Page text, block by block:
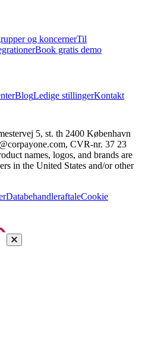
og koncernerTil
Book gratis demo
BlogLedige stillingerKontakt
5, st. th 2400 København
CVR-nr. 37 23
names, logos, and brands are
in the United States and/or other
DatabehandleraftaleCookie